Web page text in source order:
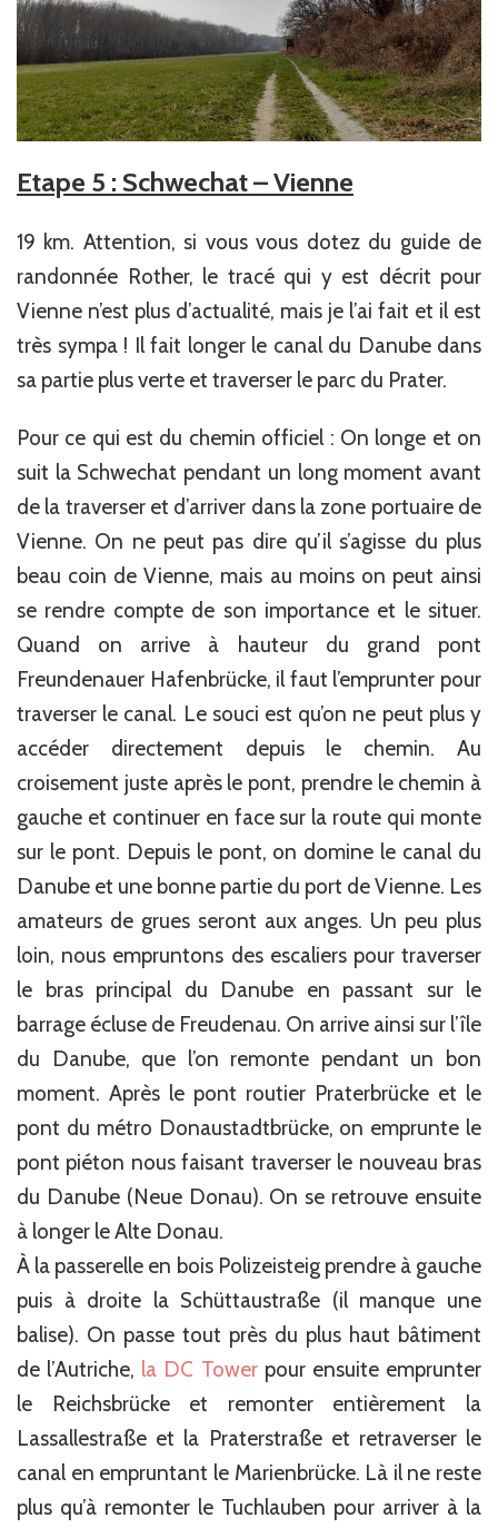
Etape 5 : Schwechat – Vienne
19 km. Attention, si vous vous dotez du guide de
randonnée Rother, le tracé qui y est décrit pour
Vienne n’est plus d’actualité, mais je l’ai fait et il est
très sympa ! Il fait longer le canal du Danube dans
sa partie plus verte et traverser le parc du Prater.
Pour ce qui est du chemin officiel : On longe et on
suit la Schwechat pendant un long moment avant
de la traverser et d’arriver dans la zone portuaire de
Vienne. On ne peut pas dire qu’il s’agisse du plus
beau coin de Vienne, mais au moins on peut ainsi
se rendre compte de son importance et le situer.
Quand on arrive à hauteur du grand pont
Freundenauer Hafenbrücke, il faut l’emprunter pour
traverser le canal. Le souci est qu’on ne peut plus y
accéder directement depuis le chemin. Au
croisement juste après le pont, prendre le chemin à
gauche et continuer en face sur la route qui monte
sur le pont. Depuis le pont, on domine le canal du
Danube et une bonne partie du port de Vienne. Les
amateurs de grues seront aux anges. Un peu plus
loin, nous empruntons des escaliers pour traverser
le bras principal du Danube en passant sur le
barrage écluse de Freudenau. On arrive ainsi sur l’île
du Danube, que l’on remonte pendant un bon
moment. Après le pont routier Praterbrücke et le
pont du métro Donaustadtbrücke, on emprunte le
pont piéton nous faisant traverser le nouveau bras
du Danube (Neue Donau). On se retrouve ensuite
à longer le Alte Donau.
À la passerelle en bois Polizeisteig prendre à gauche
puis à droite la Schüttaustraße (il manque une
balise). On passe tout près du plus haut bâtiment
de l’Autriche, la DC Towerpour ensuite emprunter
le Reichsbrücke et remonter entièrement la
Lassallestraße et la Praterstraße et retraverser le
canal en empruntant le Marienbrücke. Là il ne reste
plus qu’à remonter le Tuchlauben pour arriver à la